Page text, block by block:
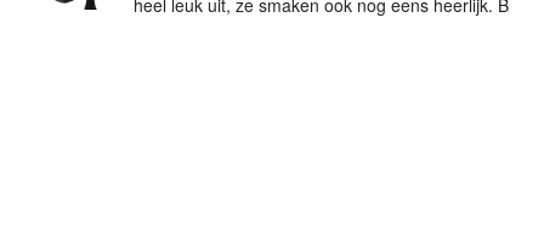
heel leuk uit, ze smaken ook nog eens heerlijk. B